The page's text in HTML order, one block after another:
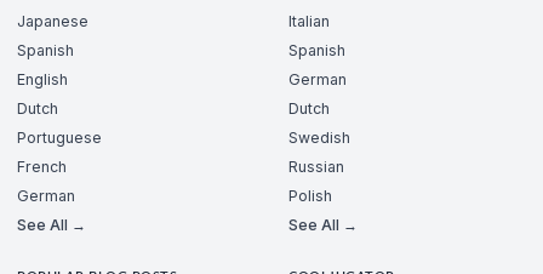
Japanese
Spanish
English
Dutch
Portuguese
French
German
See All →
Italian
Spanish
German
Dutch
Swedish
Russian
Polish
See All →